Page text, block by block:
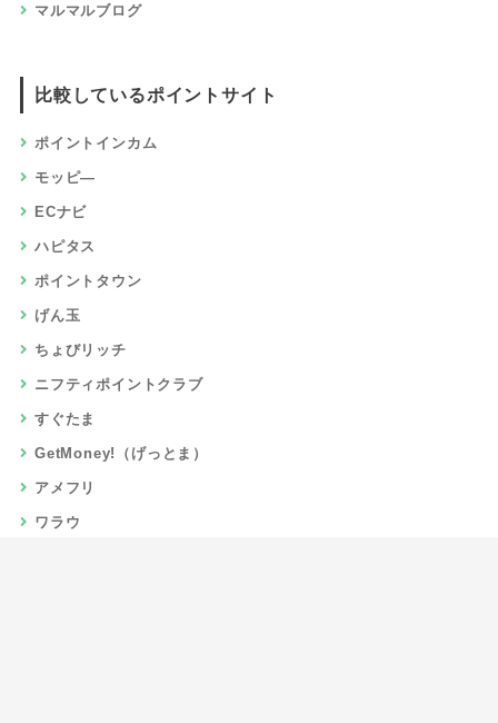
マルマルブログ
比較しているポイントサイト
ポイントインカム
モッピ―
ECナビ
ハピタス
ポイントタウン
げん玉
ちょびリッチ
ニフティポイントクラブ
すぐたま
GetMoney!（げっとま）
アメフリ
ワラウ